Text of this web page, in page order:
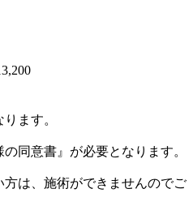
ます。
同意書』が必要となります。
方は、施術ができませんのでご